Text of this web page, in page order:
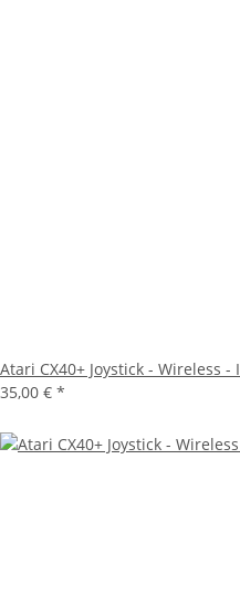
Atari CX40+ Joystick - Wireless
35,00 € *